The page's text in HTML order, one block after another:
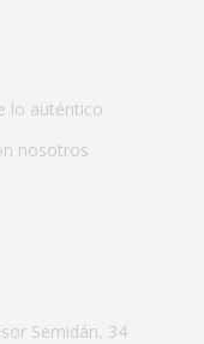
lo auténtico
nosotros
Semidán, 34